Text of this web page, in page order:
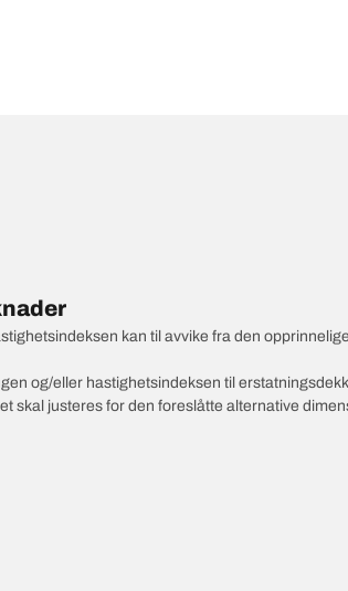
kan til avvike fra den
og/eller hastighetsindeksen til
skal justeres for den foreslåtte alternative